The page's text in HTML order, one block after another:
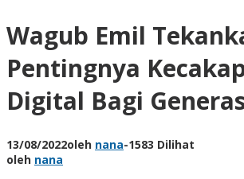
Wagub Emil
Pentingnya
Digital Bagi
13/08/2022oleh nana-1583 Dilihat
oleh nana